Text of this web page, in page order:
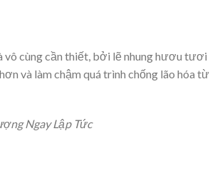
cùng cần thiết, bởi lẽ nhung hươu tươi
và làm chậm quá trình chống lão hóa từ
Ngay Lập Tức